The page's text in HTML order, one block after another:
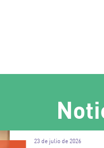
23 de julio de 2026